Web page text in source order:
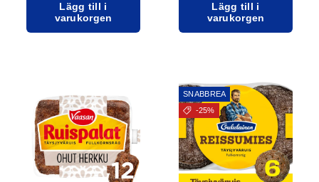
Lägg till i
varukorgen
Lägg till i
varukorgen
SNABBREA
-25%